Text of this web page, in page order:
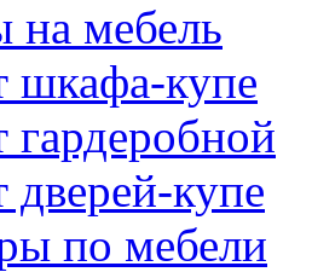
на мебель
шкафа-купе
гардеробной
дверей-купе
по мебели